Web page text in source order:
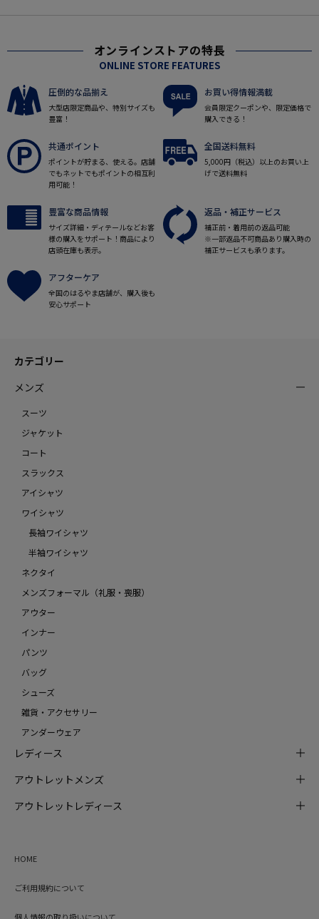
オンラインストアの特長
ONLINE STORE FEATURES
圧倒的な品揃え
大型店限定商品や、特別サイズも
豊富！
お買い得情報満載
会員限定クーポンや、限定価格で
購入できる！
共通ポイント
ポイントが貯まる、使える。店舗
でもネットでもポイントの相互利
用可能！
全国送料無料
5,000円（税込）以上のお買い上
げで送料無料
豊富な商品情報
サイズ詳細・ディテールなどお客
様の購入をサポート！商品により
店頭在庫も表示。
返品・補正サービス
補正前・着用前の返品可能
※一部返品不可商品あり購入時の
補正サービスも承ります。
アフターケア
全国のはるやま店舗が、購入後も
安心サポート
カテゴリー
メンズ
スーツ
ジャケット
コート
スラックス
アイシャツ
ワイシャツ
長袖ワイシャツ
半袖ワイシャツ
ネクタイ
メンズフォーマル（礼服・喪服）
アウター
インナー
パンツ
バッグ
シューズ
雑貨・アクセサリー
アンダーウェア
レディース
アウトレットメンズ
アウトレットレディース
HOME
ご利用規約について